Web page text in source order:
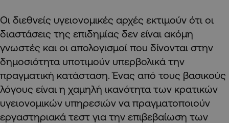
Οι διεθνείς υγειονομικές αρχές εκτιμούν ότι οι
διαστάσεις της επιδημίας δεν είναι ακόμη
γνωστές και οι απολογισμοί που δίνονται στην
δημοσιότητα υποτιμούν υπερβολικά την
πραγματική κατάσταση. Ένας από τους βασικούς
λόγους είναι η χαμηλή ικανότητα των κρατικών
υγειονομικών υπηρεσιών να πραγματοποιούν
εργαστηριακά τεστ για την επιβεβαίωση των